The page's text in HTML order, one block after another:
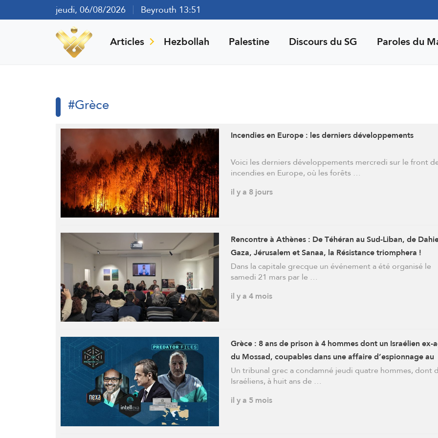
jeudi, 06/08/2026 Beyrouth 13:51
Articles Hezbollah Palestine Discours du SG Paroles du
#Grèce
Incendies en Europe : les derniers développements
Voici les derniers développements mercredi sur le front
incendies en Europe, où les forêts …
il y a 8 jours
Rencontre à Athènes : De Téhéran au Sud-Liban, de
Gaza, Jérusalem et Sanaa, la Résistance triomphera !
Dans la capitale grecque un événement a été organisé le
samedi 21 mars par le …
il y a 4 mois
Grèce : 8 ans de prison à 4 hommes dont un Israélien ex-
du Mossad, coupables dans une affaire d’espionnage au
logiciel
Un tribunal grec a condamné jeudi quatre hommes, dont
Israéliens, à huit ans de …
il y a 5 mois